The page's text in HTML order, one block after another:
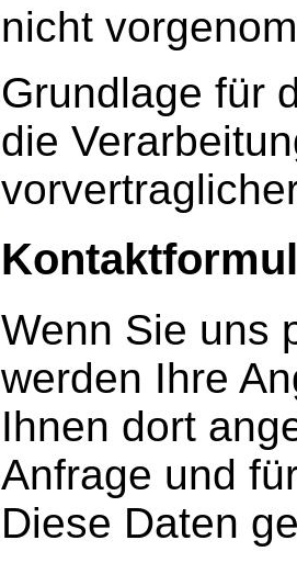
nicht
Grundlage für
die
Wenn Sie uns
werden Ihre
Ihnen dort
Anfrage und
Diese Daten